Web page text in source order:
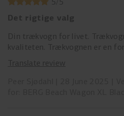
Det rigtige valg
Din trækvogn for livet.
kvaliteten. Trækvognen er en
Translate review